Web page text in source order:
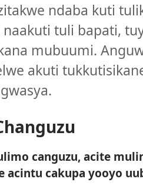
ndaba kuti
tuli bapati,
mubuumi.
akuti
canguzu, acite
acintu cakupa yooyo